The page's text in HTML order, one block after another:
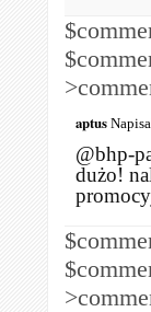
aptus
@bhp-
dużo!